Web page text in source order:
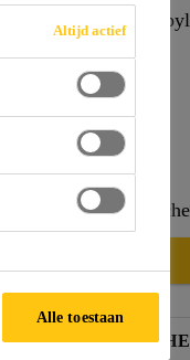
VEILIGHEIDSFICHE
Altijd actief
Alle toestaan